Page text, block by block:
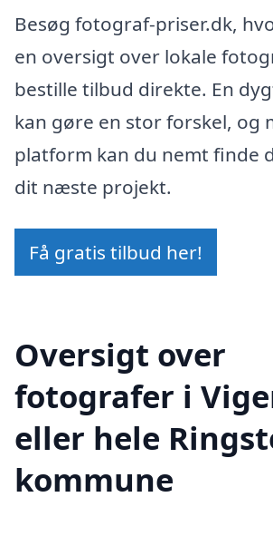
Besøg fotograf-priser.dk,
en oversigt over lokale
bestille tilbud direkte. En
kan gøre en stor forskel, og
platform kan du nemt finde
dit næste projekt.
Få gratis tilbud her!
Oversigt over
fotografer i
eller hele
kommune